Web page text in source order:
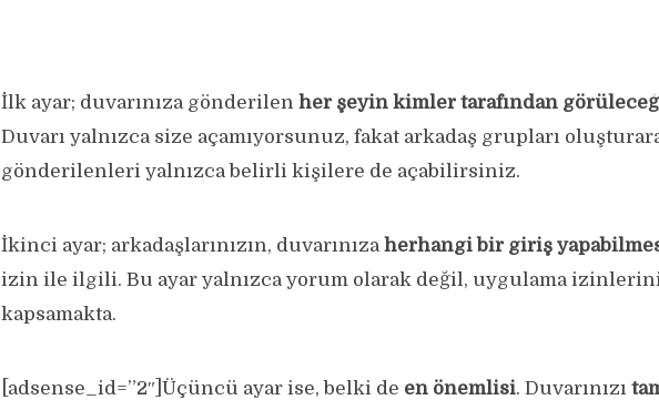
İlk ayar; duvarınıza gönderilen her şeyin kimler tarafından
Duvarı yalnızca size açamıyorsunuz, fakat arkadaş grupları
gönderilenleri yalnızca belirli kişilere de açabilirsiniz.
İkinci ayar; arkadaşlarınızın, duvarınızaherhangi bir giriş
izin ile ilgili. Bu ayar yalnızca yorum olarak değil, uygulama
kapsamakta.
[adsense_id=”2″]Üçüncü ayar ise, belki de en önemlisi. Duvarınızı